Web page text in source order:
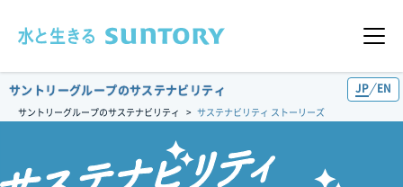
メニュ
サントリーグループのサステナビリティ JP EN
サントリーグループのサステナビリティ サステナビリティ ストーリーズ